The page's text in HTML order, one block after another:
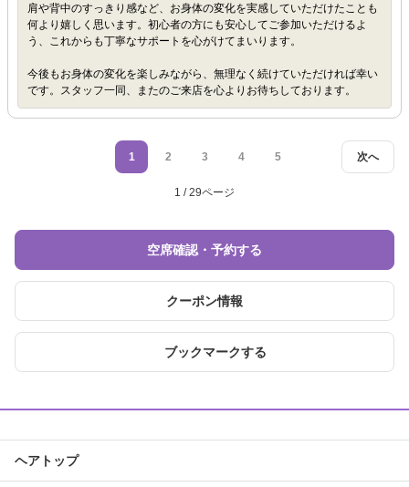
肩や背中のすっきり感など、お身体の変化を実感していただけたことも
何より嬉しく思います。初心者の方にも安心してご参加いただけるよ
う、これからも丁寧なサポートを心がけてまいります。
今後もお身体の変化を楽しみながら、無理なく続けていただければ幸い
です。スタッフ一同、またのご来店を心よりお待ちしております。
次へ
1 2 3 4 5
1 / 29ページ
空席確認・予約する
クーポン情報
ブックマークする
ヘアトップ